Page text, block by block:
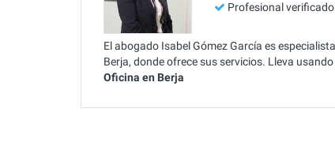
Profesional verificado
El abogado Isabel Gómez García es
Berja, donde ofrece sus servicios. Lleva
Oficina en Berja